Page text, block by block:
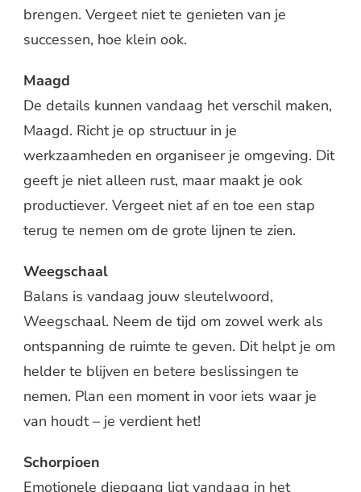
brengen. Vergeet niet te genieten van je
successen, hoe klein ook.
Maagd
De details kunnen vandaag het verschil maken,
Maagd. Richt je op structuur in je
werkzaamheden en organiseer je omgeving. Dit
geeft je niet alleen rust, maar maakt je ook
productiever. Vergeet niet af en toe een stap
terug te nemen om de grote lijnen te zien.
Weegschaal
Balans is vandaag jouw sleutelwoord,
Weegschaal. Neem de tijd om zowel werk als
ontspanning de ruimte te geven. Dit helpt je om
helder te blijven en betere beslissingen te
nemen. Plan een moment in voor iets waar je
van houdt – je verdient het!
Schorpioen
Emotionele diepgang ligt vandaag in het